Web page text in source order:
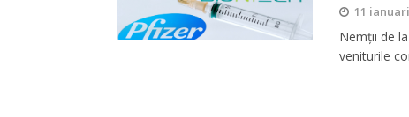
11
Nemții de
veniturile